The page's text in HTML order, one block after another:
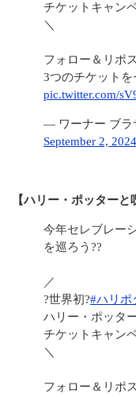
チケットキャン
＼
フォロー＆リポ
3つのチケットを
pic.twitter.com/
— ワーナー ブラ
September 2, 2024
【ハリー・ポッターと
今年セレブレー
を巡ろう??
／
?世界初?#ハリポ
ハリー・ポッタ
チケットキャン
＼
フォロー＆リポ